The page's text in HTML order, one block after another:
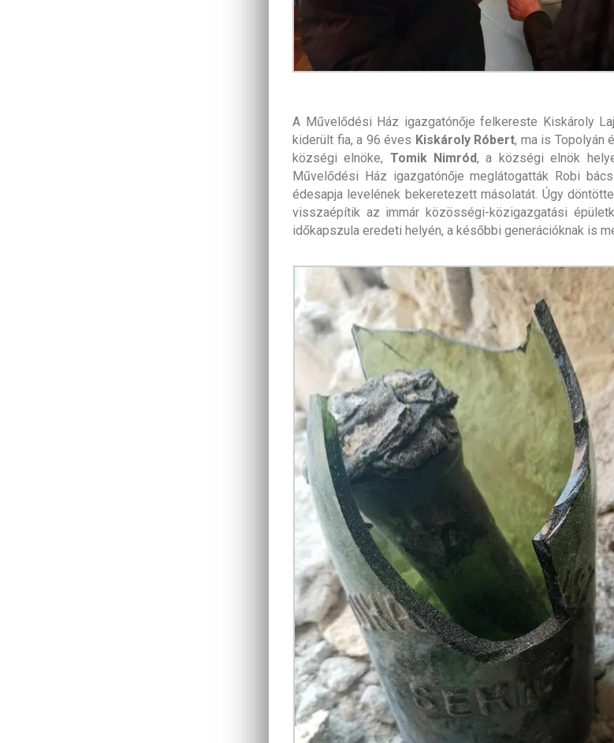
A Művelődési Ház igazgatónője felkereste Kiskároly
kiderült fia, a 96 éves Kiskároly Róbert, ma is Topolyán
községi elnöke, Tomik Nimród, a községi elnök
Művelődési Ház igazgatónője meglátogatták Robi
édesapja levelének bekeretezett másolatát. Úgy
visszaépítik az immár közösségi-közigazgatási
időkapszula eredeti helyén, a későbbi generációknak is